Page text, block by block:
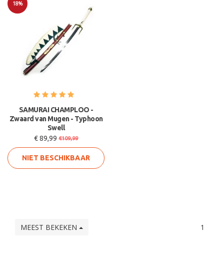
18%
SAMURAI CHAMPLOO -
Zwaard van Mugen - Typhoon
Swell
€ 89,99 €109,99
NIET BESCHIKBAAR
MEEST BEKEKEN 1